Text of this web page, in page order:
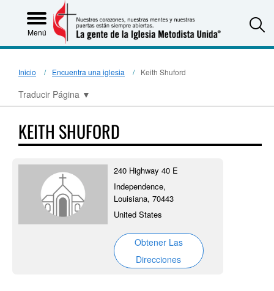
Menú
Inicio Encuentra una iglesia Keith Shuford
Traducir Página ▼
KEITH SHUFORD
240 Highway 40 E
Independence,
Louisiana, 70443
United States
Obtener Las
Direcciones